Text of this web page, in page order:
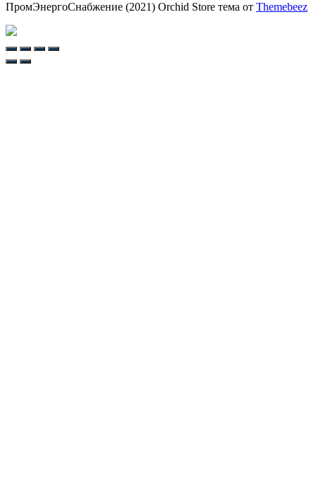
ПромЭнергоСнабжение (2021) Orchid Store тема от Themebeez